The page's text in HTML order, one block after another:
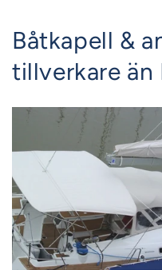
Båtkapell &
tillverkare än